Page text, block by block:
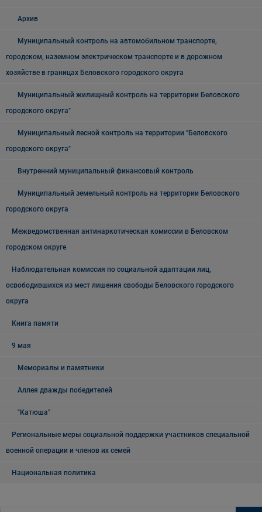
Архив
Муниципальный контроль на автомобильном транспорте,
городском, наземном электрическом транспорте и в дорожном
хозяйстве в границах Беловского городского округа
Муниципальный жилищный контроль на территории Беловского
городского округа"
Муниципальный лесной контроль на территории "Беловского
городского округа"
Внутренний муниципальный финансовый контроль
Муниципальный земельный контроль на территории Беловского
городского округа
Межведомственная антинаркотическая комиссии в Беловском
городском округе
Наблюдательная комиссия по социальной адаптации лиц,
освободившихся из мест лишения свободы Беловского городского
округа
Книга памяти
9 мая
Мемориалы и памятники
Аллея дважды победителей
"Катюша"
Региональные меры социальной поддержки участников специальной
военной операции и членов их семей
Национальная политика